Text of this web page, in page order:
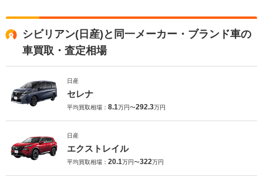
シビリアン(日産)と同一メーカー・ブランド車の
車買取・査定相場
日産
セレナ
平均買取相場： 8.1万円〜292.3万円
日産
エクストレイル
平均買取相場： 20.1万円〜322万円